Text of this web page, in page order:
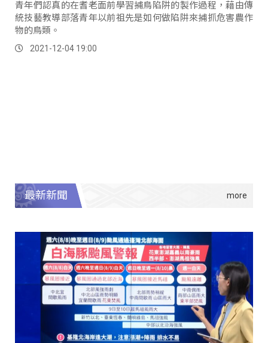
青年們認真的在耆老面前學習捕鳥陷阱的製作過程，藉由傳
統技藝教導部落青年以前祖先是如何做陷阱來捕抓危害農作
物的鳥類。
2021-12-04 19:00
最新新聞